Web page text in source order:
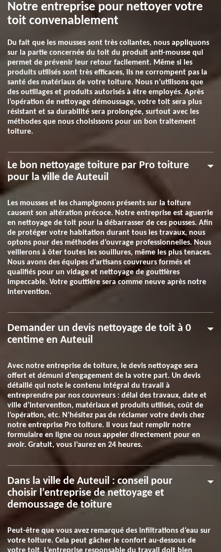
Notre entreprise pour nettoyer votre
toit convenablement
Du fait que les mousses sont très collantes, nous appliquons
sur la partie concernée du toit du produit anti-mousse qui
permet de prévenir leur retour facilement. Même si les
produits utilisés sont très efficaces, ils ne corrompent pas la
santé des matériaux de votre toiture. Nous n’utilisons que
des outillages et produits autorisés à être employés. Après
l’opération de nettoyage démoussage, votre toit sera plus
résistant et sa durabilité sera prolongée, surtout avec les
méthodes que nous choisissons pour un bon traitement
toiture.
Le bon nettoyage toiture par Pro toiture
pour la ville de Auteuil
Les mousses et les champignons présents sur la toiture
causent son altération précoce. Notre entreprise est aguerrie
en nettoyage de toit pour la débarrasser de ces pousses. Afin
de protéger votre habitation durant tous les travaux, nous
optons pour des méthodes d’ouvrage professionnelles. Nous
veillerons à ôter toutes les souillures, même les plus tenaces.
Nous avons des équipes d’artisans couvreurs formés et
qualifiés pour un vidage et nettoyage de gouttières
impeccable. Votre gouttière sera comme neuve après notre
intervention.
Demander un devis nettoyage de toit à 0
centime en Auteuil
Avec notre entreprise de toiture, le devis nettoyage sera
offert et démuni d’engagement de la votre part. Un devis
détaillé qui note le contenu intégral du travail à
entreprendre par nos couvreurs : délai des travaux, date et
ville d’intervention, matériaux et produits utilisés, coût de
l’opération, etc. N’hésitez pas de réclamer votre devis chez
notre entreprise Pro toiture. Il vous faut remplir notre
formulaire en ligne ou nous appeler directement pour en
avoir. Gratuit, vous l’aurez en 24 heures.
Dans la ville de Auteuil : conseil pour
choisir l’entreprise de nettoyage et
demoussage de toiture
Peut-être que vous avez remarqué des infiltrations d’eau sur
votre toiture. Cela peut gâcher le confort au-dessous de